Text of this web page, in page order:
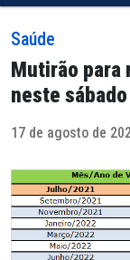
Saúde
Mutirão para
neste sábado
17 de agosto de